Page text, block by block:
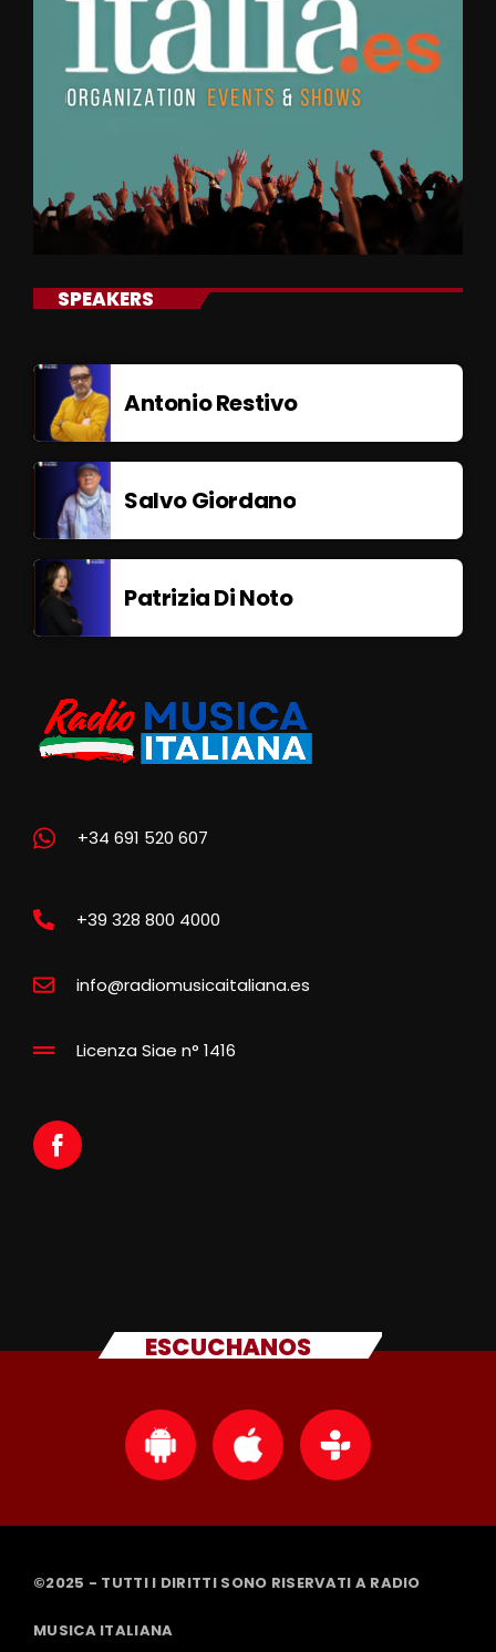
SPEAKERS
Antonio Restivo
Salvo Giordano
Patrizia Di Noto
+34 691 520 607
+39 328 800 4000
info@radiomusicaitaliana.es
Licenza Siae n° 1416
ESCUCHANOS
©2025 - TUTTI I DIRITTI SONO RISERVATI A RADIO
MUSICA ITALIANA